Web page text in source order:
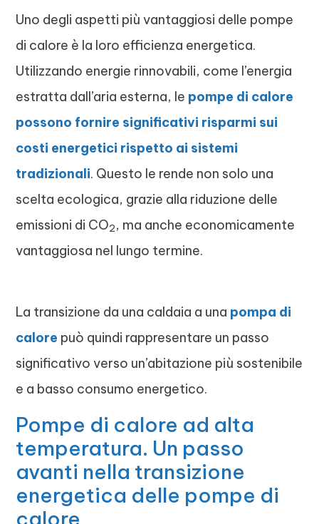
Uno degli aspetti più vantaggiosi delle pompe
di calore è la loro efficienza energetica.
Utilizzando energie rinnovabili, come l’energia
estratta dall’aria esterna, le pompe di calore
possono fornire significativi risparmi sui
costi energetici rispetto ai sistemi
tradizionali. Questo le rende non solo una
scelta ecologica, grazie alla riduzione delle
emissioni di CO2, ma anche economicamente
vantaggiosa nel lungo termine.
La transizione da una caldaia a una pompa di
calore può quindi rappresentare un passo
significativo verso un’abitazione più sostenibile
e a basso consumo energetico.
Pompe di calore ad alta
temperatura. Un passo
avanti nella transizione
energetica delle pompe di
calore